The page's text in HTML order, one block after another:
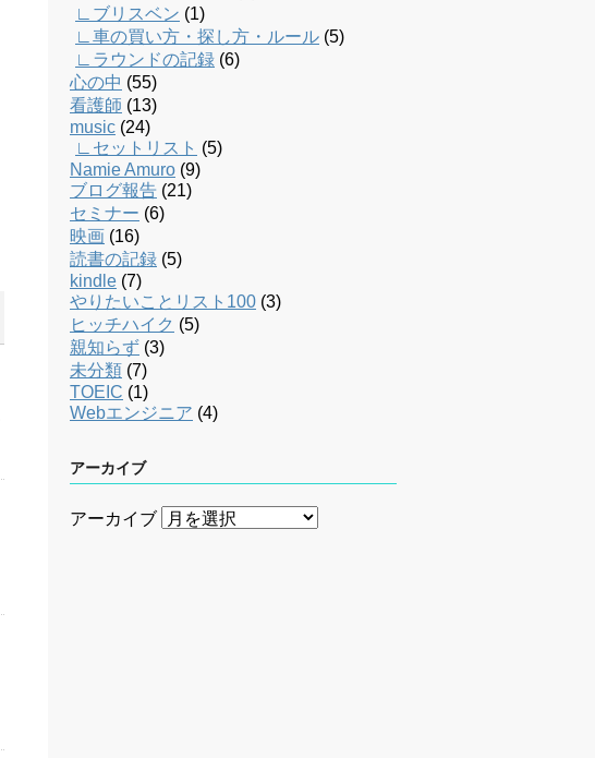
∟ブリスベン (1)
∟車の買い方・探し方・ルール (5)
∟ラウンドの記録 (6)
心の中 (55)
看護師 (13)
music (24)
∟セットリスト (5)
Namie Amuro (9)
ブログ報告 (21)
セミナー (6)
映画 (16)
読書の記録 (5)
kindle (7)
やりたいことリスト100 (3)
ヒッチハイク (5)
親知らず (3)
未分類 (7)
TOEIC (1)
Webエンジニア (4)
アーカイブ
アーカイブ